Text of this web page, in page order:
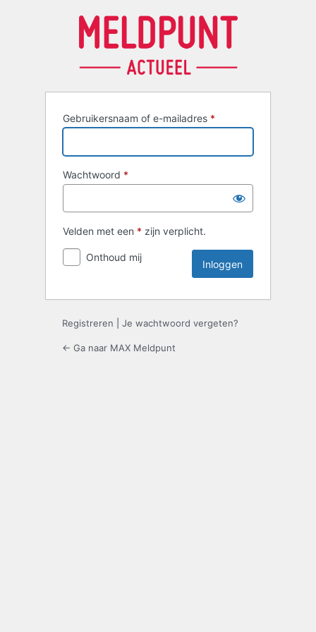
Gebruikersnaam of e-mailadres *
Wachtwoord *
Velden met een * zijn verplicht.
Onthoud mij
Registreren Je wachtwoord vergeten?
← Ga naar MAX Meldpunt